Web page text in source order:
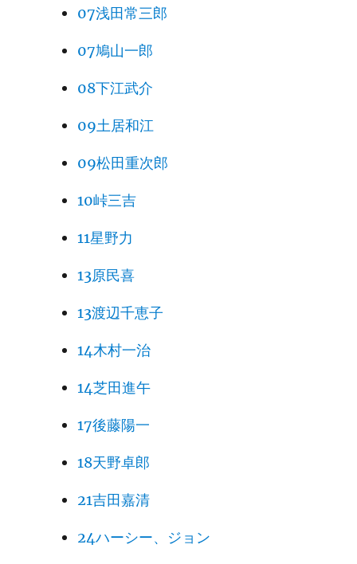
07浅田常三郎
07鳩山一郎
08下江武介
09土居和江
09松田重次郎
10峠三吉
11星野力
13原民喜
13渡辺千恵子
14木村一治
14芝田進午
17後藤陽一
18天野卓郎
21吉田嘉清
24ハーシー、ジョン